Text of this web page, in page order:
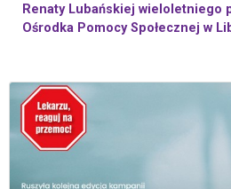
Renaty Lubańskiej wieloletniego
Ośrodka Pomocy Społecznej w